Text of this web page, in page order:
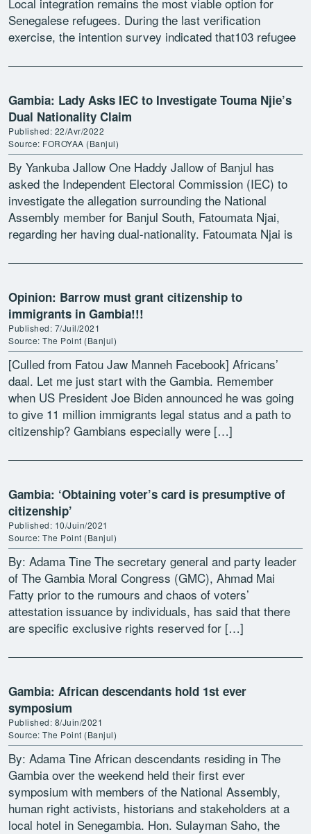
Senegalese refugees. During the last verification
exercise, the intention survey indicated that103 refugee
Gambia: Lady Asks IEC to Investigate Touma Njie’s
Dual Nationality Claim
Published: 22/Avr/2022
Source: FOROYAA (Banjul)
By Yankuba Jallow One Haddy Jallow of Banjul has
asked the Independent Electoral Commission (IEC) to
investigate the allegation surrounding the National
Assembly member for Banjul South, Fatoumata Njai,
regarding her having dual-nationality. Fatoumata Njai is
Opinion: Barrow must grant citizenship to
immigrants in Gambia!!!
Published: 7/Juil/2021
Source: The Point (Banjul)
[Culled from Fatou Jaw Manneh Facebook] Africans’
daal. Let me just start with the Gambia. Remember
when US President Joe Biden announced he was going
to give 11 million immigrants legal status and a path to
citizenship? Gambians especially were […]
Gambia: ‘Obtaining voter’s card is presumptive of
citizenship’
Published: 10/Juin/2021
Source: The Point (Banjul)
By: Adama Tine The secretary general and party leader
of The Gambia Moral Congress (GMC), Ahmad Mai
Fatty prior to the rumours and chaos of voters’
attestation issuance by individuals, has said that there
are specific exclusive rights reserved for […]
Gambia: African descendants hold 1st ever
symposium
Published: 8/Juin/2021
Source: The Point (Banjul)
By: Adama Tine African descendants residing in The
Gambia over the weekend held their first ever
symposium with members of the National Assembly,
human right activists, historians and stakeholders at a
local hotel in Senegambia. Hon. Sulayman Saho, the